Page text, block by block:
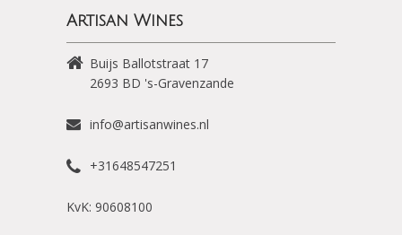
Artisan Wines
Buijs Ballotstraat 17
2693 BD 's-Gravenzande
info@artisanwines.nl
+31648547251
KvK: 90608100